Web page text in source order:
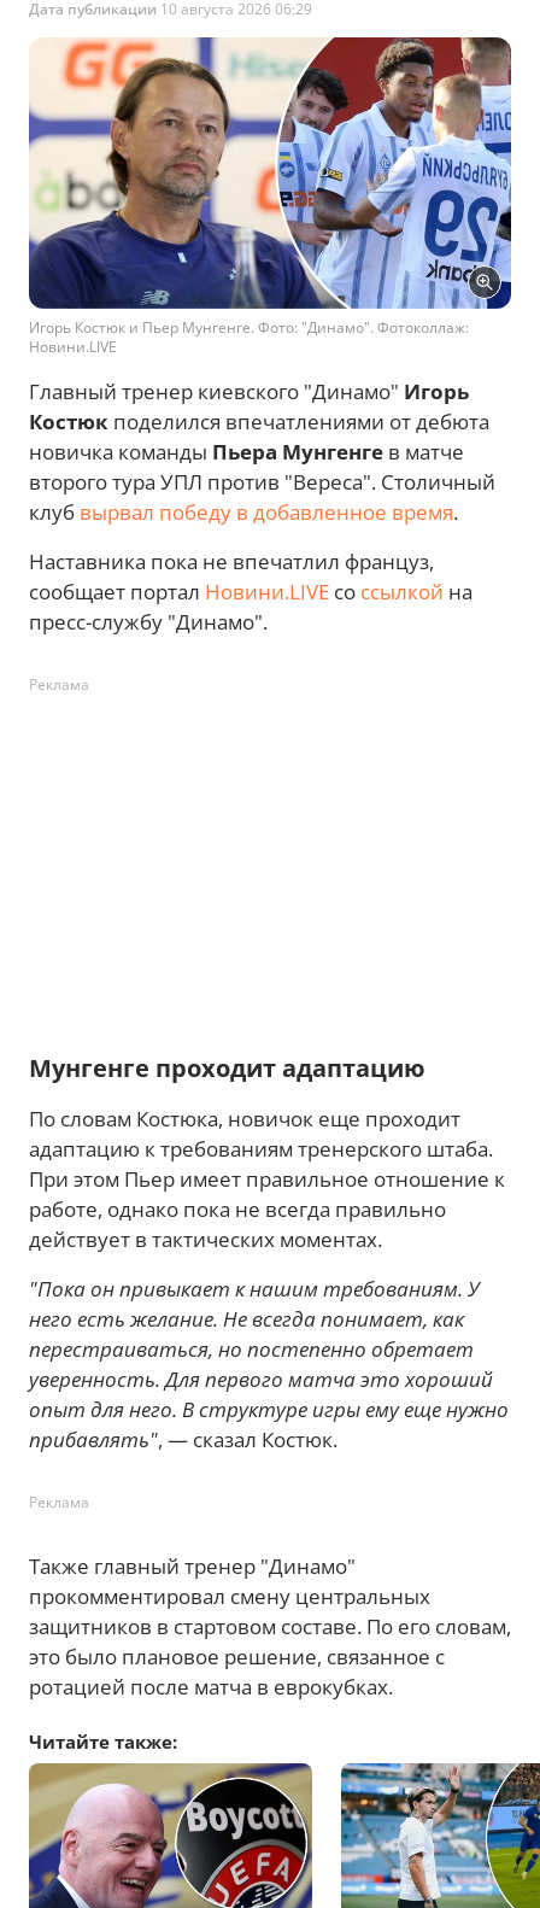
Дата публикации 10 августа 2026 06:29
Игорь Костюк и Пьер Мунгенге. Фото: "Динамо". Фотоколлаж:
Новини.LIVE
Главный тренер киевского "Динамо" Игорь
Костюк поделился впечатлениями от дебюта
новичка команды Пьера Мунгенге в матче
второго тура УПЛ против "Вереса". Столичный
клуб вырвал победу в добавленное время.
Наставника пока не впечатлил француз,
сообщает портал Новини.LIVE со ссылкой на
пресс-службу "Динамо".
Реклама
Мунгенге проходит адаптацию
По словам Костюка, новичок еще проходит
адаптацию к требованиям тренерского штаба.
При этом Пьер имеет правильное отношение к
работе, однако пока не всегда правильно
действует в тактических моментах.
"Пока он привыкает к нашим требованиям. У
него есть желание. Не всегда понимает, как
перестраиваться, но постепенно обретает
уверенность. Для первого матча это хороший
опыт для него. В структуре игры ему еще нужно
прибавлять", — сказал Костюк.
Реклама
Также главный тренер "Динамо"
прокомментировал смену центральных
защитников в стартовом составе. По его словам,
это было плановое решение, связанное с
ротацией после матча в еврокубках.
Читайте также: